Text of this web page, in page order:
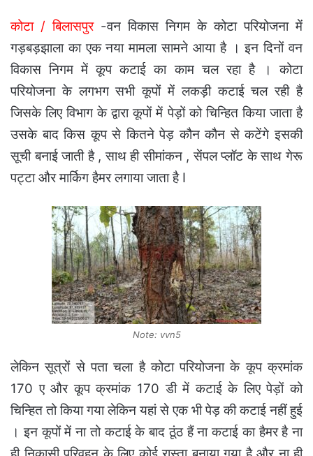
कोटा / बिलासपुर-वन विकास निगम के कोटा परियोजना में
गड़बड़झाला का एक नया मामला सामने आया है । इन दिनों वन
विकास निगम में कूप कटाई का काम चल रहा है । कोटा
परियोजना के लगभग सभी कूपों में लकड़ी कटाई चल रही है
जिसके लिए विभाग के द्वारा कूपों में पेड़ों को चिन्हित किया जाता है
उसके बाद किस कूप से कितने पेड़ कौन कौन से कटेंगे इसकी
सूची बनाई जाती है , साथ ही सीमांकन , सेंपल प्लॉट के साथ गेरू
पट्टा और मार्किग हैमर लगाया जाता है I
Note: vvn5
लेकिन सूत्रों से पता चला है कोटा परियोजना के कूप क्रमांक
170 ए और कूप क्रमांक 170 डी में कटाई के लिए पेड़ों को
चिन्हित तो किया गया लेकिन यहां से एक भी पेड़ की कटाई नहीं हुई
। इन कूपों में ना तो कटाई के बाद ठूंठ हैं ना कटाई का हैमर है ना